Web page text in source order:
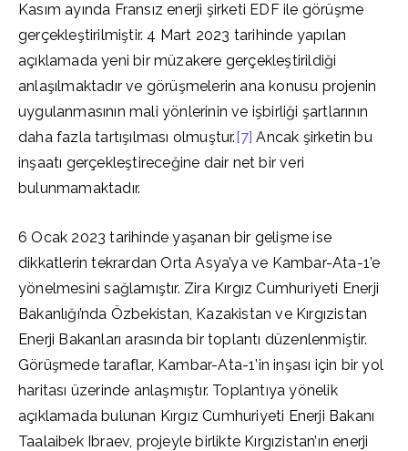
Kasım ayında Fransız enerji şirketi EDF ile görüşme
gerçekleştirilmiştir. 4 Mart 2023 tarihinde yapılan
açıklamada yeni bir müzakere gerçekleştirildiği
anlaşılmaktadır ve görüşmelerin ana konusu projenin
uygulanmasının mali yönlerinin ve işbirliği şartlarının
daha fazla tartışılması olmuştur.[7] Ancak şirketin bu
inşaatı gerçekleştireceğine dair net bir veri
bulunmamaktadır.
6 Ocak 2023 tarihinde yaşanan bir gelişme ise
dikkatlerin tekrardan Orta Asya’ya ve Kambar-Ata-1’e
yönelmesini sağlamıştır. Zira Kırgız Cumhuriyeti Enerji
Bakanlığı’nda Özbekistan, Kazakistan ve Kırgızistan
Enerji Bakanları arasında bir toplantı düzenlenmiştir.
Görüşmede taraflar, Kambar-Ata-1’in inşası için bir yol
haritası üzerinde anlaşmıştır. Toplantıya yönelik
açıklamada bulunan Kırgız Cumhuriyeti Enerji Bakanı
Taalaibek Ibraev, projeyle birlikte Kırgızistan’ın enerji